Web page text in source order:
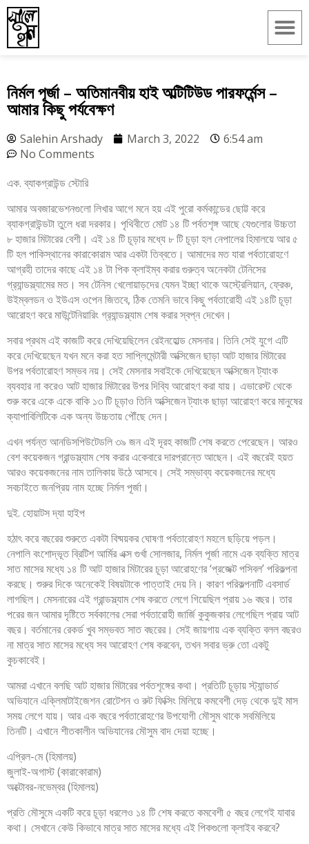
নির্মল পূর্জা – অতিমানবীয় হাই অল্টিটিউড পারফর্মেন্স –
আমার কিছু পর্যবেক্ষণ
Salehin Arshady March 3, 2022
6:54 am
No Comments
এক. ব্যাকগ্রাউন্ড স্টোরি
আমার অবজারভেশনগুলো লিখার আগে মনে হয় এই পুরো কর্মকান্ডের ছোট্ট করে
ব্যাকগ্রাউন্ডটা তুলে ধরা দরকার। পৃথিবীতে মোট ১৪ টি পর্বতশৃঙ্গ আছে যেগুলোর উচ্চতা
৮ হাজার মিটারের বেশী। এই ১৪ টি চূড়ার মধ্যে ৮ টি চূড়া হল নেপালের হিমালয়ে আর ৫
টি হল পাকিস্থানের কারাকোরাম আর একটা তিব্বতে। আমাদের মত যারা পর্বতারোহণে
আগ্রহী তাদের কাছে এই ১৪ টা পিক ক্লাইম্ব করার গুরুত্ব অনেকটা টেনিসের
গ্র‍্যান্ডস্ল্যামের মত। সব টেনিস খেলোয়াড়দের যেমন ইচ্ছা থাকে অস্ট্রেলিয়ান, ফ্রেঞ্চ,
উইম্বলডন ও ইউএস ওপেন জিতবে, ঠিক তেমনি ভাবে কিছু পর্বতারোহী এই ১৪টি চূড়া
আরোহণ করে মাউন্টেনিয়ারিং গ্র‍্যান্ডস্ল্যাম শেষ করার স্বপ্ন দেখেন।
সবার প্রথম এই কাজটি করে দেখিয়েছিলেন রেইনহোল্ড মেসনার। তিনি সেই যুগে এটি
করে দেখিয়েছেন যখন মনে করা হত সাপ্লিমেন্টারী অক্সিজেন ছাড়া আট হাজার মিটারের
উপর পর্বতারোহণ সম্ভব নয়। সেই মেসনার সবাইকে দেখিয়েছেন অক্সিজেন ট্যাংক
ব্যবহার না করেও আট হাজার মিটারের উপর দিব্যি আরোহণ করা যায়। এভারেস্ট থেকে
শুরু করে একে একে বাকি ১৩ টি চূড়াও তিনি অক্সিজেন ট্যাংক ছাড়া আরোহণ করে মানুষের
ক্যাপাবিলিটিকে এক অন্য উচ্চতায় পৌঁছে দেন।
এখন পর্যন্ত আনডিসপিউটেডলি ৩৯ জন এই দূরহ কাজটি শেষ করতে পেরেছেন। আরও
বেশ কয়েকজন গ্রান্ডস্ল্যাম শেষ করার একেবারে দারপ্রান্তে আছেন। এই বছরেই হয়ত
আরও কয়েকজনের নাম তালিকায় উঠে আসবে। সেই সম্ভাব্য কয়েকজনের মধ্যে
সবচাইতে জনপ্রিয় নাম হচ্ছে নির্মল পূর্জা।
দুই. হোয়াটস দ্যা হাইপ
হঠাৎ করে বছরের শুরুতে একটা বিষ্ময়কর ঘোষণা পর্বতারোহণ মহলে ছড়িয়ে পড়ল।
নেপালি বংশোদ্ভূত ব্রিটিশ আর্মির এক্স গুর্খা সোলজার, নির্মল পূর্জা নামে এক ব্যক্তি মাত্র
সাত মাসের মধ্যে ১৪ টি আট হাজার মিটারের চূড়া আরোহণের ‘প্রজেক্ট পসিবল’ পরিকল্পনা
করছে। শুরুর দিকে অনেকেই বিষয়টাকে পাত্তাই দেয় নি। কারণ পরিকল্পনাটি এবসার্ড
লাগছিল। মেসনারের এই গ্রান্ডস্ল্যাম শেষ করতে লেগে গিয়েছিল প্রায় ১৬ বছর। তার
পরের জন আমার দৃষ্টিতে সর্বকালের সেরা পর্বতারোহী জার্জি কুকুজকার লেগেছিল প্রায় আট
বছর। বর্তমানের রেকর্ড খুব সম্ভবত সাত বছরের। সেই জায়গায় এক ব্যক্তি বলল বছরও
না মাত্র সাত মাসের মধ্যে সব আরোহণ শেষ করবেন, তখন সবার ভ্রু তো একটু
কুচকাবেই।
আমরা এখানে বলছি আট হাজার মিটারের পর্বতশৃঙ্গের কথা। প্রতিটি চূড়ায় স্ট্যান্ডার্ড
অভিযানে এক্লিমাটাইজেশন রোটেশন ও রুট ফিক্সিং মিলিয়ে কমবেশী দেড় থেকে দুই মাস
সময় লেগে যায়। আর এক বছরে পর্বতারোহণের উপযোগী মৌসুম থাকে সবমিলিয়ে
তিনটি। এখানে শীতকালীন অভিযানের মৌসুম বাদ দেয়া হচ্ছে।
এপ্রিল-মে (হিমালয়)
জুলাই-অগাস্ট (কারাকোরাম)
অক্টোবর-নভেম্বর (হিমালয়)
প্রতি মৌসুমে একটি করে চূড়া ধরলেও ১৪ টি শেষ করতে কমবেশী ৫ বছর লেগেই যাবার
কথা। সেখানে কেউ কিভাবে মাত্র সাত মাসের মধ্যে এই পিকগুলো ক্লাইব করবে?